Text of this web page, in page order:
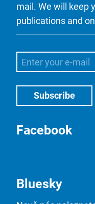
mail. We will keep
publications and
Facebook
Bluesky